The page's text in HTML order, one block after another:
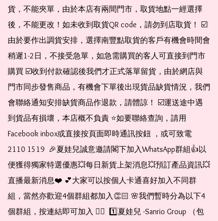
貨，不能夾單，由於本店有兩間門市，取貨地點一經選擇
後，不能更改！如未收到取貨QR code，請勿到店取貨！ ☑️
由於要作出調貨安排，選擇南豐點取貨的客戶有機會時間會
稍遲1-2日，不接受急單，如急需購買的客人可直接到門市
購買 ☑️收到付款確認後我們才正式落單留貨，由於網店與
門市同步發售商品，有機會下單後出現貨品缺貨情況，我們
會聯絡通知安排缺貨商品作退款，請體諒！ ☑️運送途中遇
到貨品有損壞，本店概不負責 ⭐️如要聯絡查詢，請用
Facebook inbox或直接按頁面即時通訊按鈕 ，或可致電
2110 1519  🎉夏娃兒誠意邀請閣下加入WhatsApp群組👍以
便獲得獨家特選優惠💥每日新貨上架消息💥預訂產品資訊💥
直播最新消息❤️ 💕大家可以按個人卡通喜好加入不同群
組，當然亦歡迎4個群組都加入👏🏻 🌸我們暫時分為以下4
個群組，按連結即可加入 👇🏻  1️⃣夏娃兒 -Sanrio Group （包